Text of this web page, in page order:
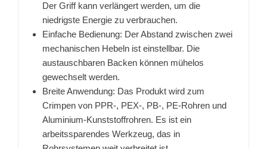
Der Griff kann verlängert werden, um die
niedrigste Energie zu verbrauchen.
Einfache Bedienung: Der Abstand zwischen zwei
mechanischen Hebeln ist einstellbar. Die
austauschbaren Backen können mühelos
gewechselt werden.
Breite Anwendung: Das Produkt wird zum
Crimpen von PPR-, PEX-, PB-, PE-Rohren und
Aluminium-Kunststoffrohren. Es ist ein
arbeitssparendes Werkzeug, das in